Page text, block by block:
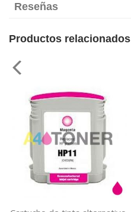
Reseñas
Productos relacionados